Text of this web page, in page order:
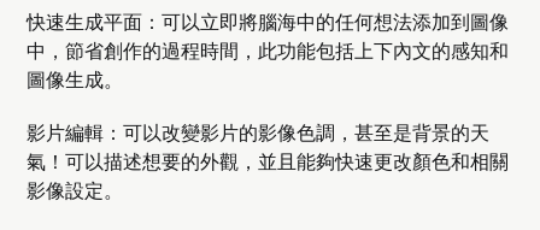
快速生成平面：可以立即將腦海中的任何想法添加到圖像
中，節省創作的過程時間，此功能包括上下內文的感知和
圖像生成。
影片編輯：可以改變影片的影像色調，甚至是背景的天
氣！可以描述想要的外觀，並且能夠快速更改顏色和相關
影像設定。